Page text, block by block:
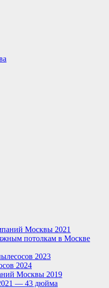
Москвы 2021
потолкам в Москве
2023
2024
Москвы 2019
— 43 дюйма